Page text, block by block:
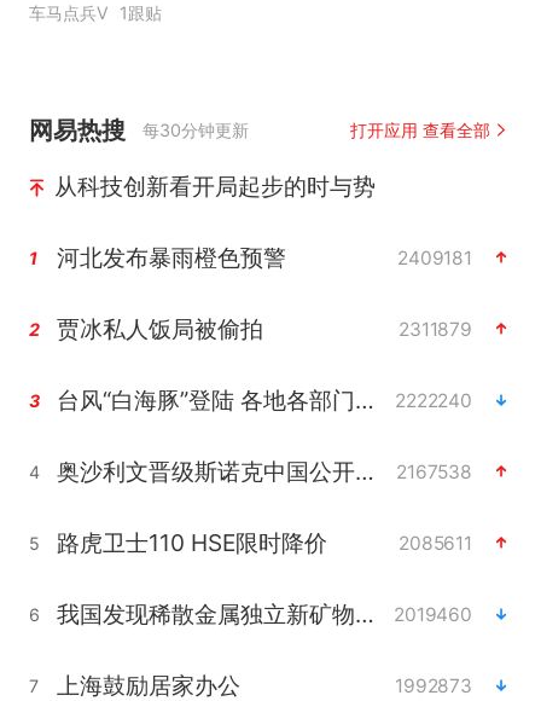
车马点兵V 1跟贴
网易热搜 每30分钟更新 打开应用 查看全部
从科技创新看开局起步的时与势
1 河北发布暴雨橙色预警 2409181
2 贾冰私人饭局被偷拍 2311879
3 台风“白海豚”登陆 各地各部门全力应对 2222240
4 奥沙利文晋级斯诺克中国公开赛16强 2167538
5 路虎卫士110 HSE限时降价 2085611
6 我国发现稀散金属独立新矿物——乌斯河锗矿 2019460
7 上海鼓励居家办公 1992873